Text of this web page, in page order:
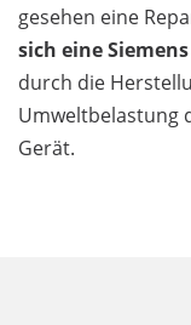
gesehen eine
sich eine
durch die
Umweltbelastung
Gerät.